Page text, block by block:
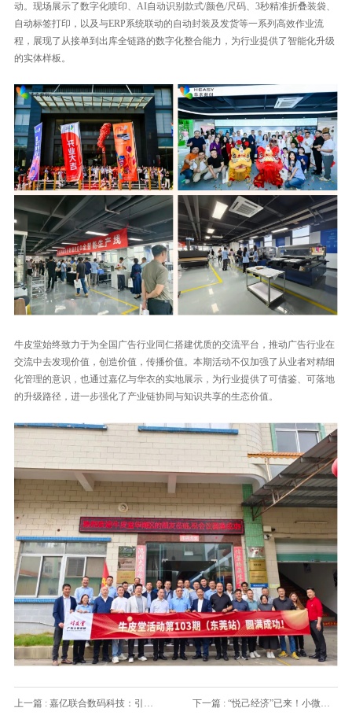
动。现场展示了数字化喷印、AI自动识别款式/颜色/尺码、3秒精准折叠装袋、
自动标签打印，以及与ERP系统联动的自动封装及发货等一系列高效作业流
程，展现了从接单到出库全链路的数字化整合能力，为行业提供了智能化升级
的实体样板。
牛皮堂始终致力于为全国广告行业同仁搭建优质的交流平台，推动广告行业在
交流中去发现价值，创造价值，传播价值。本期活动不仅加强了从业者对精细
化管理的意识，也通过嘉亿与华衣的实地展示，为行业提供了可借鉴、可落地
的升级路径，进一步强化了产业链协同与知识共享的生态价值。
上一篇 : 嘉亿联合数码科技：引领数字喷墨印刷行业的中国力量 下一篇 : “悦己经济”已来！小微创业，首选亿方7590UV平板机！